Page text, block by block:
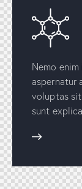
Nemo
aspernatur
voluptas
sunt